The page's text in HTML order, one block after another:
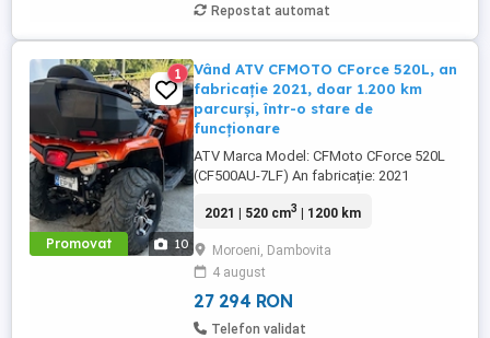
Repostat automat
Promovat 10
1
Vând ATV CFMOTO CForce 520L, an
fabricație 2021, doar 1.200 km
parcurși, într-o stare de
funcționare
ATV Marca Model: CFMoto CForce 520L
(CF500AU-7LF) An fabricație: 2021
Motor: benzină, 495 cm Putere: 24 kW
Tracțiune: integrală (4x4) Viteză maximă:
90 km h Culoare: portocaliu Locuri: 2
(șofer + pasager) ...
2021 | 520 cm3 | 1200 km
Moroeni, Dambovita
4 august
27 294 RON
Telefon validat